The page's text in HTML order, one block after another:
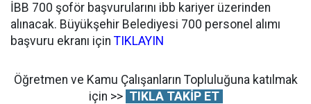
İBB 700 şoför başvurularını ibb kariyer üzerinden
alınacak. Büyükşehir Belediyesi 700 personel alımı
başvuru ekranı için TIKLAYIN
Öğretmen ve Kamu Çalışanların Topluluğuna katılmak
için >> TIKLA TAKİP ET